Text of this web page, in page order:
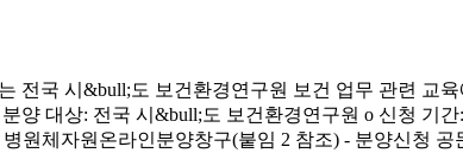
전국 시&bull;도 보건환경연구원 보건 업무 관련 교
대상: 전국 시&bull;도 보건환경연구원 o 신청 기간
병원체자원온라인분양창구(붙임 2 참조) - 분양신청